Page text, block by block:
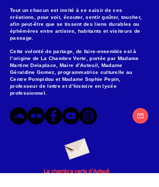
Tout un chacun est invité à se saisir de ces
créations, pour voir, écouter, sentir goûter, toucher,
afin peut-être que se tissent des liens durables ou
éphémères entre artistes, habitants et visiteurs de
passage.
Cette volonté de partage, de faire-ensemble est à
l’origine de La Chambre Verte, portée par Madame
Martine Delaplace, Maire d’Auteuil, Madame
Géraldine Gomez, programmatrice culturelle au
Centre Pompidou et Madame Sophie Pepin,
professeur de lettre et d’histoire en lycée
professionnel.
La chambre verte d'Auteuil